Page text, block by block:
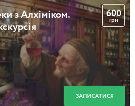
та Кирилівський гай
з Алхіміком.
600
грн
ЗАПИСАТИСЯ